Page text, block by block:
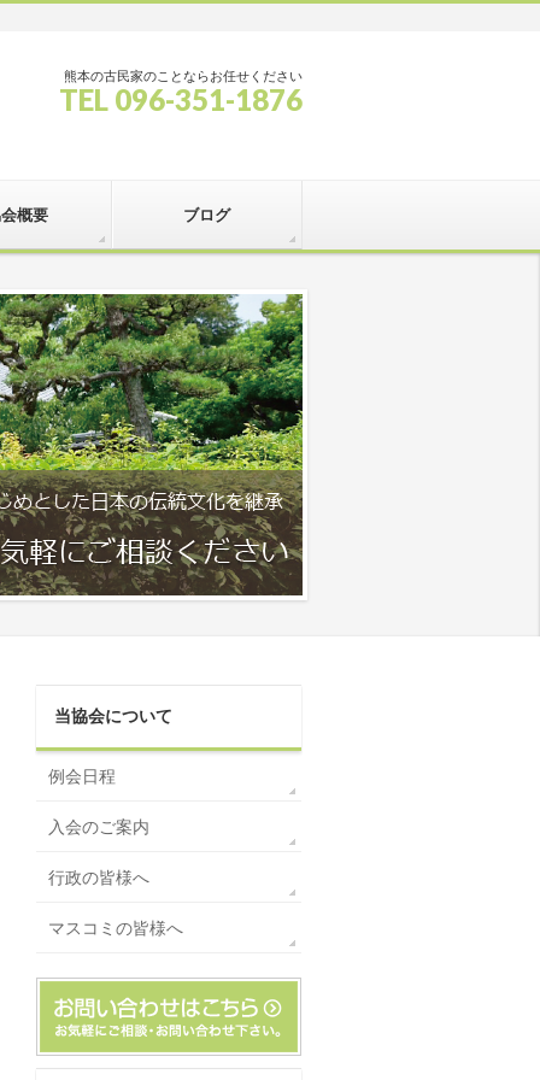
熊本の古民家のことならお任せください
TEL 096-351-1876
概要 ブログ
当協会について
例会日程
入会のご案内
行政の皆様へ
マスコミの皆様へ